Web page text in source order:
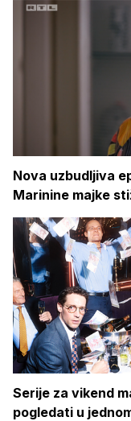
Nova uzbudljiva
Marinine majke
Serije za vikend
pogledati u